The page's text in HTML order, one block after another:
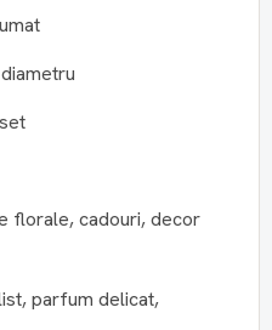
florale, cadouri, decor
parfum delicat,